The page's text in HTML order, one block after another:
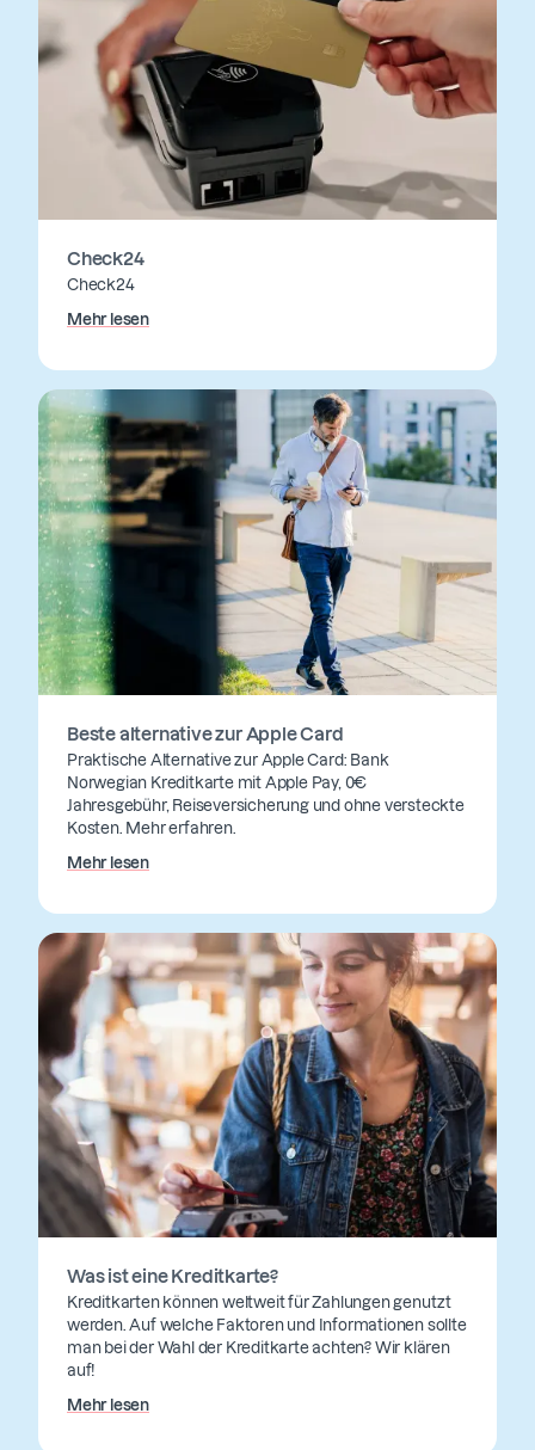
Check24
Check24
Mehr lesen
Beste alternative zur Apple Card
Praktische Alternative zur Apple Card: Bank
Norwegian Kreditkarte mit Apple Pay, 0€
Jahresgebühr, Reiseversicherung und ohne versteckte
Kosten. Mehr erfahren.
Mehr lesen
Was ist eine Kreditkarte?
Kreditkarten können weltweit für Zahlungen genutzt
werden. Auf welche Faktoren und Informationen sollte
man bei der Wahl der Kreditkarte achten? Wir klären
auf!
Mehr lesen